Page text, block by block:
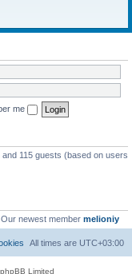
me
115 guests (based on users
Our newest member melioniy
All times are UTC+03:00
Limited